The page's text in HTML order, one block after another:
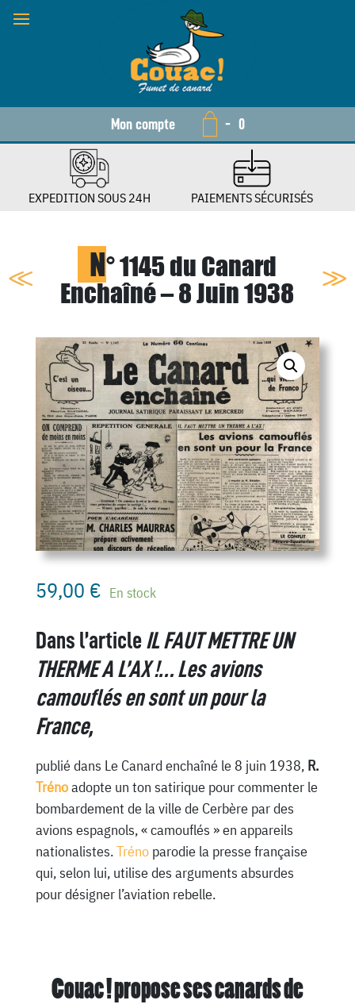
Mon compte - 0
EXPEDITION SOUS 24H PAIEMENTS SÉCURISÉS
N° 1145 du Canard
Enchaîné – 8 Juin 1938
59,00 € En stock
Dans l’article IL FAUT METTRE UN
THERME A L’AX !… Les avions
camouflés en sont un pour la
France,
publié dans Le Canard enchaîné le 8 juin 1938, R.
Trénoadopte un ton satirique pour commenter le
bombardement de la ville de Cerbère par des
avions espagnols, « camouflés » en appareils
nationalistes.Trénoparodie la presse française
qui, selon lui, utilise des arguments absurdes
pour désigner l’aviation rebelle.
Couac ! propose ses canards de